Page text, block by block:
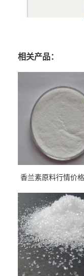
相关产品：
香兰素原料行情价